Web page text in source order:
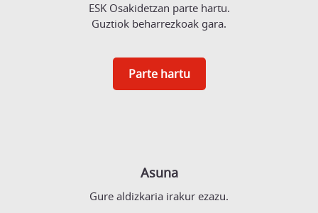
ESK Osakidetzan parte hartu.
Guztiok beharrezkoak gara.
Parte hartu
Asuna
Gure aldizkaria irakur ezazu.